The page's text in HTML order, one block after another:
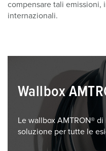
compensare tali emissioni,
internazionali.
Wallbox
Le wallbox AMTRON®
soluzione per tutte le